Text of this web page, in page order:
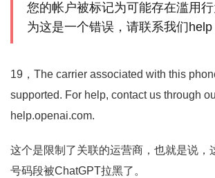
您的帐户被标记为可能存在滥用
为这是一个错误，请联系我们
19，The carrier associated with this
supported. For help, contact us through
help.openai.com.
这个是限制了关联的运营商，也就是说，
号码段被ChatGPT拉黑了。